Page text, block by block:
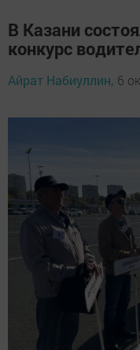
В Казани
конкурс
Айрат Набиуллин, 6